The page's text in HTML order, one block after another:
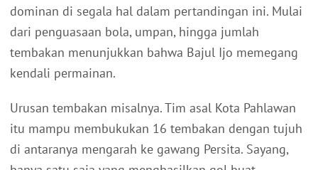
dominan di segala hal dalam pertandingan ini. Mulai
dari penguasaan bola, umpan, hingga jumlah
tembakan menunjukkan bahwa Bajul Ijo memegang
kendali permainan.
Urusan tembakan misalnya. Tim asal Kota Pahlawan
itu mampu membukukan 16 tembakan dengan tujuh
di antaranya mengarah ke gawang Persita. Sayang,